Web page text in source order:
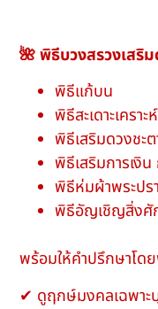
🌺 พิธีบวงสรวงเสริ
พิธีแก้บน
พิธีสะเดาะเคราะห์
พิธีเสริมดวงชะต
พิธีเสริมการเงิ
พิธีห่มผ้าพระปร
พิธีอัญเชิญสิ่งศั
พร้อมให้คำปรึกษาโ
✔ ดูฤกษ์มงคลเฉพาะ